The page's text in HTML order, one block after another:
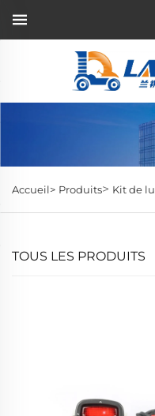
Accueil> Produits> Kit de
TOUS LES PRODUITS